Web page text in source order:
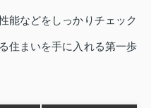
能などをしっかりチェック
住まいを手に入れる第一歩